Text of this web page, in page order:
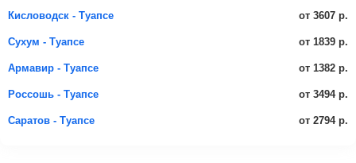
Кисловодск - Туапсе от 3607 р.
Сухум - Туапсе от 1839 р.
Армавир - Туапсе от 1382 р.
Россошь - Туапсе от 3494 р.
Саратов - Туапсе от 2794 р.